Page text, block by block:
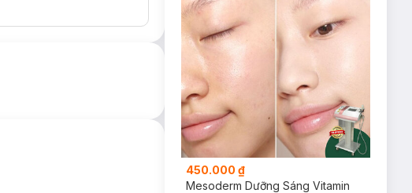
450.000 ₫
Mesoderm Dưỡng Sáng Vitamin